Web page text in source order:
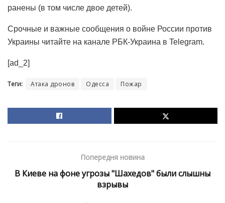
ранены (в том числе двое детей).
Срочные и важные сообщения о войне России против
Украины читайте на канале РБК-Украина в Telegram.
[ad_2]
Теги: Атака дронов Одесса Пожар
Попередня новина
В Киеве на фоне угрозы "Шахедов" были слышны
взрывы